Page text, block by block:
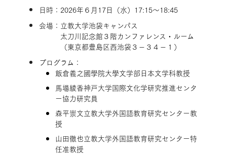
日時：2026年６月17日（水）17:15～18:45
会場：立教大学池袋キャンパス
太刀川記念館３階カンファレンス・ルーム
（東京都豊島区西池袋３－３４－１）
プログラム：
飯倉義之國學院大學文学部日本文学科教授
馬場綾香神戸大学国際文化学研究推進センタ
ー協力研究員
森平崇文立教大学外国語教育研究センター教
授
山田徹也立教大学外国語教育研究センター特
任准教授